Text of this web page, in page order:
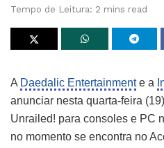
Tempo de Leitura: 2 mins read
A Daedalic Entertainmente a
anunciar nesta quarta-feira
Unrailed! para consoles e PC
no momento se encontra no